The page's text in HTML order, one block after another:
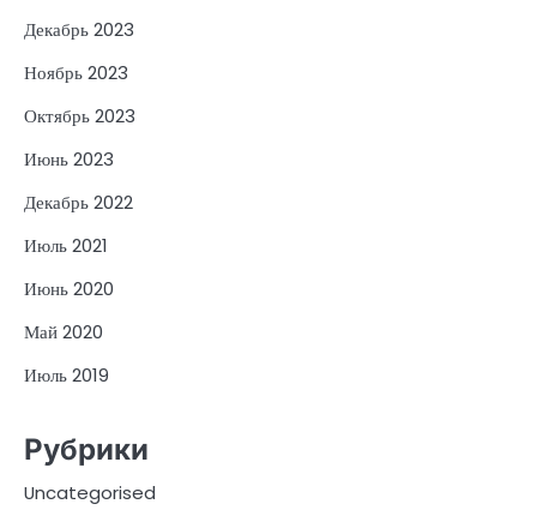
Декабрь 2023
Ноябрь 2023
Октябрь 2023
Июнь 2023
Декабрь 2022
Июль 2021
Июнь 2020
Май 2020
Июль 2019
Рубрики
Uncategorised